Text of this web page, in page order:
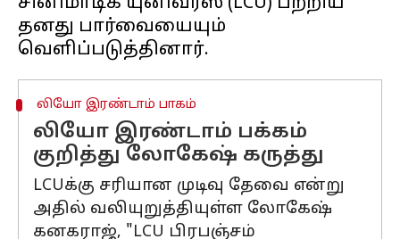
தனது பார்வையையும்
லியோ இரண்டாம் பாகம்
லியோ இரண்டாம் பக்கம்
குறித்து லோகேஷ் கருத்து
LCUக்கு சரியான முடிவு தேவை என்று
அதில் வலியுறுத்தியுள்ள லோகேஷ்
கனகராஜ், "LCU பிரபஞ்சம்